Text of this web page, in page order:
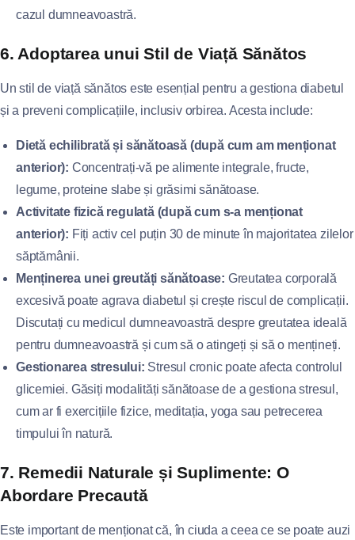
cazul dumneavoastră.
6. Adoptarea unui Stil de Viață Sănătos
Un stil de viață sănătos este esențial pentru a gestiona diabetul
și a preveni complicațiile, inclusiv orbirea. Acesta include:
Dietă echilibrată și sănătoasă (după cum am menționat
anterior): Concentrați-vă pe alimente integrale, fructe,
legume, proteine slabe și grăsimi sănătoase.
Activitate fizică regulată (după cum s-a menționat
anterior): Fiți activ cel puțin 30 de minute în majoritatea zilelor
săptămânii.
Menținerea unei greutăți sănătoase: Greutatea corporală
excesivă poate agrava diabetul și crește riscul de complicații.
Discutați cu medicul dumneavoastră despre greutatea ideală
pentru dumneavoastră și cum să o atingeți și să o mențineți.
Gestionarea stresului: Stresul cronic poate afecta controlul
glicemiei. Găsiți modalități sănătoase de a gestiona stresul,
cum ar fi exercițiile fizice, meditația, yoga sau petrecerea
timpului în natură.
7. Remedii Naturale și Suplimente: O
Abordare Precaută
Este important de menționat că, în ciuda a ceea ce se poate auzi